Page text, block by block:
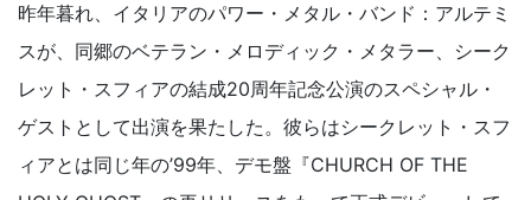
昨年暮れ、イタリアのパワー・メタル・バンド：アルテミ
スが、同郷のベテラン・メロディック・メタラー、シーク
レット・スフィアの結成20周年記念公演のスペシャル・
ゲストとして出演を果たした。彼らはシークレット・スフ
ィアとは同じ年の’99年、デモ盤『CHURCH OF THE